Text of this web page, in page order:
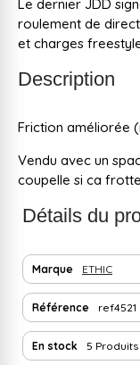
Le dernier JDD
roulement de
et charges
Description
Friction améliorée
Vendu avec un
coupelle si ca
Détails du
Marque ETHIC
Référence ref4521
En stock 5 Produits